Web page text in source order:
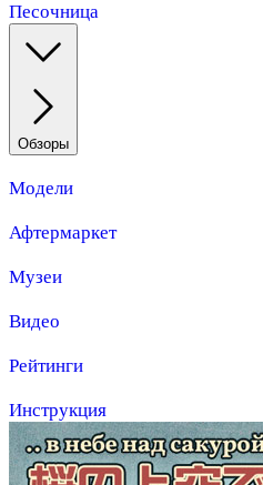
Песочница
Обзоры
Модели
Афтермаркет
Музеи
Видео
Рейтинги
Инструкция